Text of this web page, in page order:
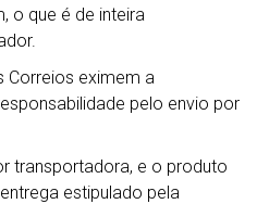
o que é de inteira
Correios eximem a
pelo envio por
transportadora, e o produto
estipulado pela